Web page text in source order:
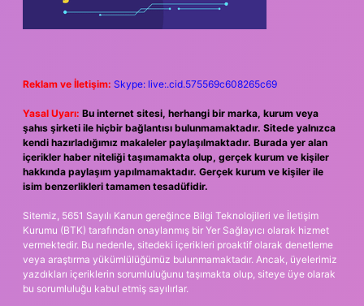
Reklam ve İletişim: Skype: live:.cid.575569c608265c69
Yasal Uyarı: Bu internet sitesi, herhangi bir marka, kurum veya
şahıs şirketi ile hiçbir bağlantısı bulunmamaktadır. Sitede yalnızca
kendi hazırladığımız makaleler paylaşılmaktadır. Burada yer alan
içerikler haber niteliği taşımamakta olup, gerçek kurum ve kişiler
hakkında paylaşım yapılmamaktadır. Gerçek kurum ve kişiler ile
isim benzerlikleri tamamen tesadüfidir.
Sitemiz, 5651 Sayılı Kanun gereğince Bilgi Teknolojileri ve İletişim
Kurumu (BTK) tarafından onaylanmış bir Yer Sağlayıcı olarak hizmet
vermektedir. Bu nedenle, sitedeki içerikleri proaktif olarak denetleme
veya araştırma yükümlülüğümüz bulunmamaktadır. Ancak, üyelerimiz
yazdıkları içeriklerin sorumluluğunu taşımakta olup, siteye üye olarak
bu sorumluluğu kabul etmiş sayılırlar.